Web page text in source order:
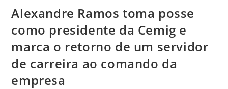
Alexandre Ramos toma posse
como presidente da Cemig e
marca o retorno de um servidor
de carreira ao comando da
empresa